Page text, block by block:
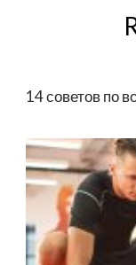
14 советов по